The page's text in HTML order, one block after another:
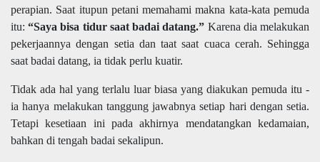
perapian. Saat itupun petani memahami makna kata-kata pemuda
itu:“Saya bisa tidur saat badai datang.” Karena dia melakukan
pekerjaannya dengan setia dan taat saat cuaca cerah. Sehingga
saat badai datang, ia tidak perlu kuatir.
Tidak ada hal yang terlalu luar biasa yang diakukan pemuda itu -
ia hanya melakukan tanggung jawabnya setiap hari dengan setia.
Tetapi kesetiaan ini pada akhirnya mendatangkan kedamaian,
bahkan di tengah badai sekalipun.